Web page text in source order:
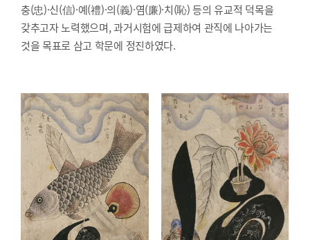
충(忠)·신(信)·예(禮)·의(義)·염(廉)·치(恥) 등의 유교적 덕목을
갖추고자 노력했으며, 과거시험에 급제하여 관직에 나아가는
것을 목표로 삼고 학문에 정진하였다.